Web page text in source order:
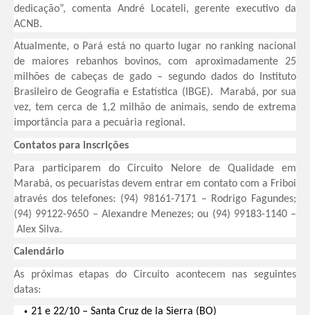
dedicação”, comenta André Locateli, gerente executivo da
ACNB.
Atualmente, o Pará está no quarto lugar no ranking nacional
de maiores rebanhos bovinos, com aproximadamente 25
milhões de cabeças de gado – segundo dados do Instituto
Brasileiro de Geografia e Estatística (IBGE). Marabá, por sua
vez, tem cerca de 1,2 milhão de animais, sendo de extrema
importância para a pecuária regional.
Contatos para inscrições
Para participarem do Circuito Nelore de Qualidade em
Marabá, os pecuaristas devem entrar em contato com a Friboi
através dos telefones: (94) 98161-7171 – Rodrigo Fagundes;
(94) 99122-9650 – Alexandre Menezes; ou (94) 99183-1140 –
Alex Silva.
Calendário
As próximas etapas do Circuito acontecem nas seguintes
datas:
21 e 22/10 – Santa Cruz de la Sierra (BO)